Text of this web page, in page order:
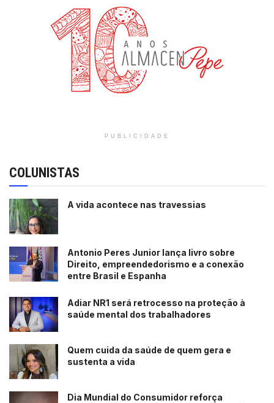
PUBLICIDADE
COLUNISTAS
A vida acontece nas travessias
Antonio Peres Junior lança livro sobre
Direito, empreendedorismo e a conexão
entre Brasil e Espanha
Adiar NR1 será retrocesso na proteção à
saúde mental dos trabalhadores
Quem cuida da saúde de quem gera e
sustenta a vida
Dia Mundial do Consumidor reforça